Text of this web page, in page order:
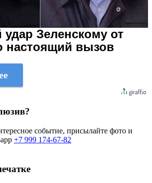
Зеленскому от
настоящий вызов
событие, присылайте фото и
+7 999 174-67-82